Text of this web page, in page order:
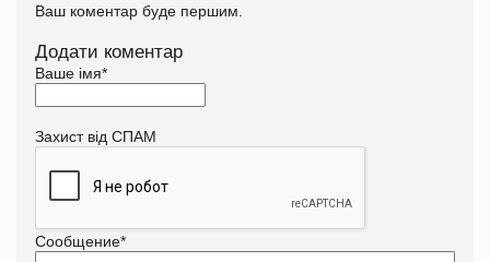
Ваш коментар буде першим.
Додати коментар
Ваше імя*
Захист від СПАМ
Сообщение*